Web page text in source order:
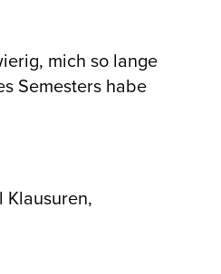
mich so lange
Semesters habe
Klausuren,